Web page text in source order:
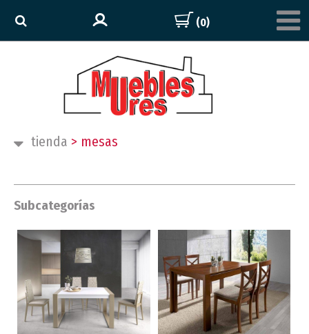
(0)
tienda > mesas
Subcategorías